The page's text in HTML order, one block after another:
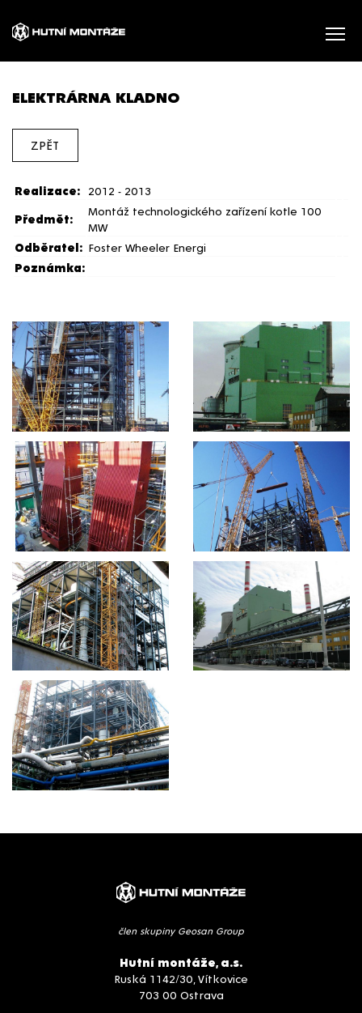
ELEKTRÁRNA KLADNO
ZPĚT
Realizace:
2012 - 2013
Předmět:
Montáž technologického zařízení kotle 100
MW
Odběratel: Foster Wheeler Energi
Poznámka:
člen skupiny Geosan Group
Hutní montáže, a.s.
Ruská 1142/30, Vítkovice
703 00 Ostrava